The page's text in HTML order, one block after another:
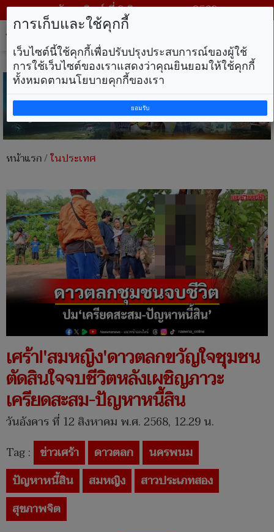
วันอาทิตย์ ที่ 9 สิงหาคม พ.ศ. 2569
หน้าแรก/ในประเทศ
เศร้า!'สมหญิง'ดาวตลกขวัญใจชุมชน
ตัดสินใจจบชีวิตหลังเผชิญภาวะ
เครียดสะสม-ปัญหาหนี้สิน
วันอังคาร ที่ 12 สิงหาคม พ.ศ. 2568, 12.29 น.
Tag : ข่าวเศร้า ดาวตลก
นครพนม
ปัญหาหนี้สิน
สมหญิง
สาวประเภทสอง
สุขภาพจิต
การเก็บและใช้คุกกี้
เว็บไซต์นี้ใช้คุกกี้เพื่อปรับปรุงประสบการณ์ของผู้ใช้
การใช้เว็บไซต์ของเราแสดงว่าคุณยินยอมให้ใช้คุกกี้
ทั้งหมดตามนโยบายคุกกี้ของเรา
ยอมรับ